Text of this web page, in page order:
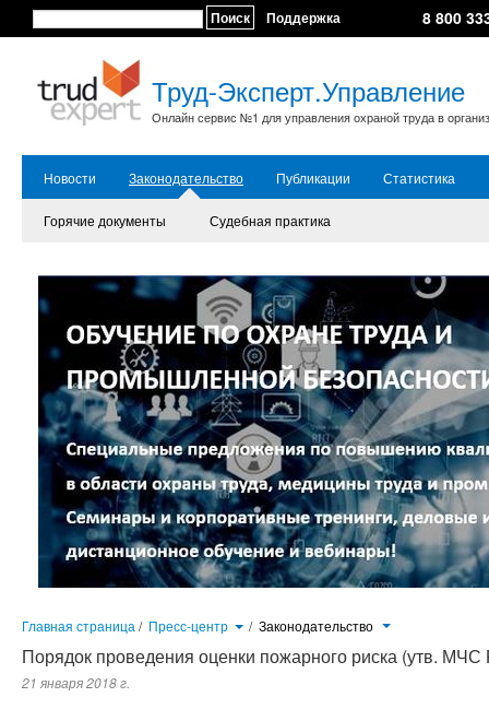
Поиск Поддержка 8 800
Труд-Эксперт.Управление
Онлайн сервис №1 для управления охраной труда в
Новости Законодательство Публикации Статистика
Горячие документы Судебная практика
Главная страница / Пресс-центр / Законодательство
Порядок проведения оценки пожарного риска (утв. МЧС
21 января 2018 г.